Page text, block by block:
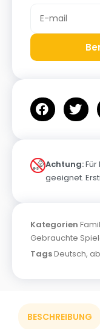
Achtung:
geeignet.
Kategorien
Gebrauchte
TagsDeutsch,
BESCHREIBUNG